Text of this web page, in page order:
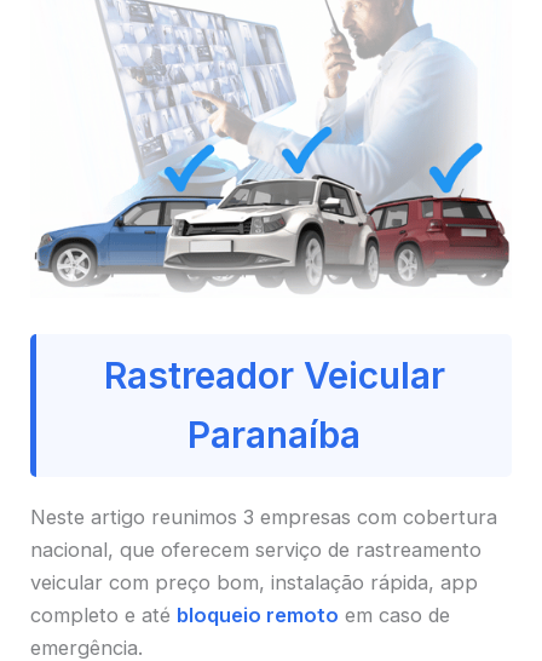
Rastreador Veicular
Paranaíba
Neste artigo reunimos 3 empresas com cobertura
nacional, que oferecem serviço de rastreamento
veicular com preço bom, instalação rápida, app
completo e até bloqueio remoto em caso de
emergência.